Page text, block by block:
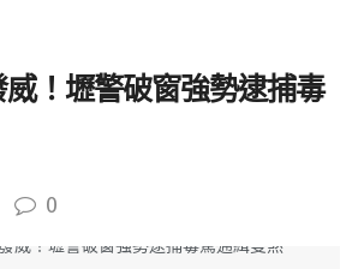
！壢警破窗強勢逮捕毒
0